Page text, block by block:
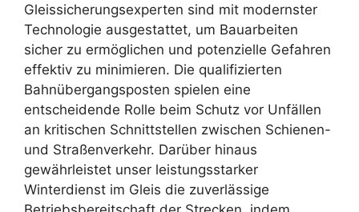
Gleissicherungsexperten sind mit modernster
Technologie ausgestattet, um Bauarbeiten
sicher zu ermöglichen und potenzielle Gefahren
effektiv zu minimieren. Die qualifizierten
Bahnübergangsposten spielen eine
entscheidende Rolle beim Schutz vor Unfällen
an kritischen Schnittstellen zwischen Schienen-
und Straßenverkehr. Darüber hinaus
gewährleistet unser leistungsstarker
Winterdienst im Gleis die zuverlässige